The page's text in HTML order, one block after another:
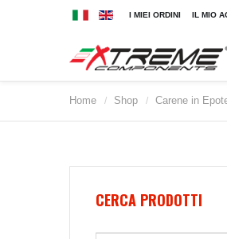
I MIEI ORDINI IL MIO
2010
Home / Shop / Carene in
CERCA PRODOTTI